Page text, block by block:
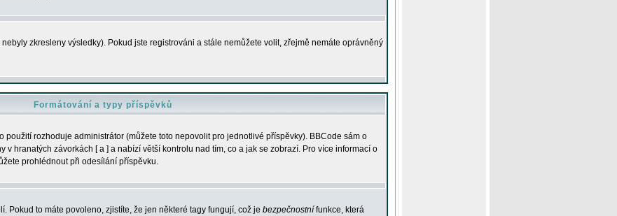
zkresleny výsledky). Pokud jste registrováni a stále nemůžete volit, zřejmě nemáte oprávněný
Formátování a typy příspěvků
použití rozhoduje administrátor (můžete toto nepovolit pro jednotlivé příspěvky). BBCode sám o
v hranatých závorkách [ a ] a nabízí větší kontrolu nad tím, co a jak se zobrazí. Pro více informací o
prohlédnout při odesílání příspěvku.
Pokud to máte povoleno, zjistíte, že jen některé tagy fungují, což je bezpečnostní funkce, která